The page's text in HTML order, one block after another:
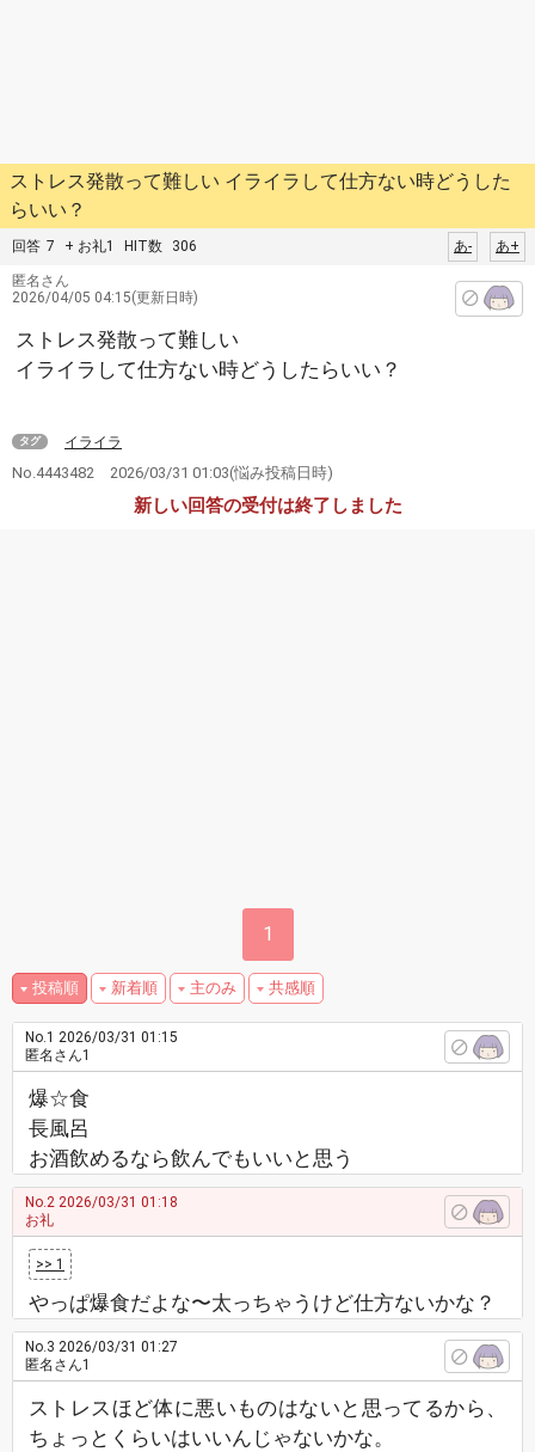
ストレス発散って難しい イライラして仕方ない時どうした
らいい？
回答 7 + お礼1 HIT数 306 あ+
あ-
匿名さん
2026/04/05 04:15(更新日時)
ストレス発散って難しい
イライラして仕方ない時どうしたらいい？
タグ イライラ
No.4443482 2026/03/31 01:03(悩み投稿日時)
新しい回答の受付は終了しました
1
投稿順 新着順 主のみ 共感順
No.1 2026/03/31 01:15
匿名さん1
爆☆食
長風呂
お酒飲めるなら飲んでもいいと思う
No.2 2026/03/31 01:18
お礼
>> 1
やっぱ爆食だよな〜太っちゃうけど仕方ないかな？
No.3 2026/03/31 01:27
匿名さん1
ストレスほど体に悪いものはないと思ってるから、
ちょっとくらいはいいんじゃないかな。